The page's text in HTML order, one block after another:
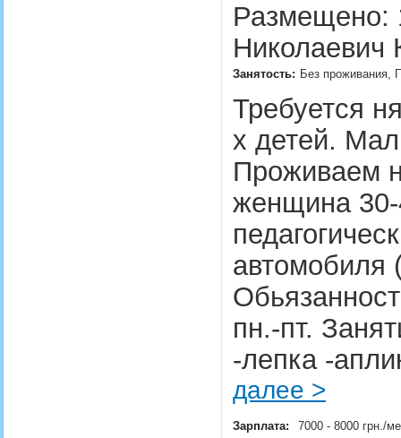
Размещено:
Николаевич
Занятость: Без проживания,
Требуется
х детей.
Проживаем
женщина 30-
автомобиля
пн.-пт.
-лепка -
далее >
Зарплата: 7000 - 8000 грн./